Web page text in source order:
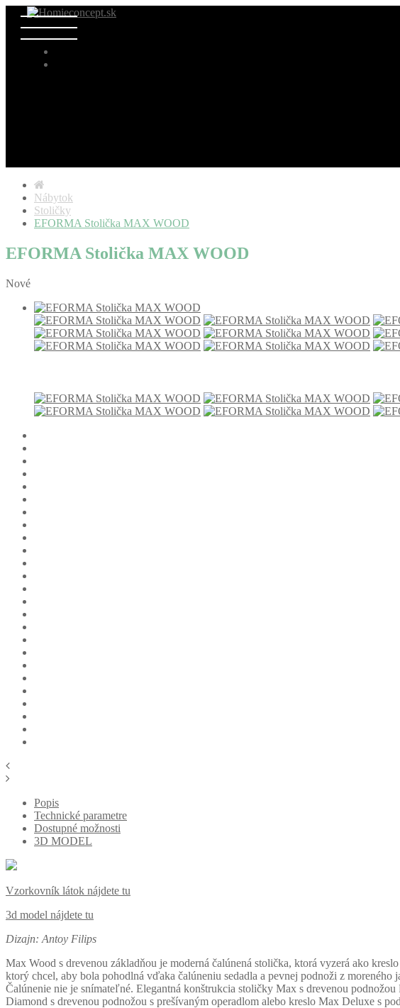
Nábytok
Stoličky
EFORMA Stolička MAX WOOD
EFORMA Stolička MAX WOOD
Nové
Popis
Technické parametre
Dostupné možnosti
3D MODEL
Vzorkovník látok nájdete tu
3d model nájdete tu
Dizajn: Antoy Filips
Max Wood s drevenou základňou je moderná čalúnená stolička, ktorá vyzerá ako
ktorý chcel, aby bola pohodlná vďaka čalúneniu sedadla a pevnej podnoži z
Čalúnenie nie je snímateľné. Elegantná konštrukcia stoličky Max s drevenou
Diamond s drevenou podnožou s prešívaným operadlom alebo kreslo Max Deluxe s